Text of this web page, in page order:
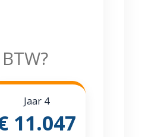
Jaar 4
11.047